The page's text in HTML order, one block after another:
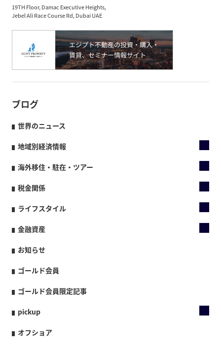
19TH Floor, Damac Executive Heights,
Jebel Ali Race Course Rd, Dubai UAE
ブログ
世界のニュース
地域別経済情報
海外移住・駐在・ツアー
税金関係
ライフスタイル
金融資産
お知らせ
ゴールド会員
ゴールド会員限定記事
pickup
オフショア